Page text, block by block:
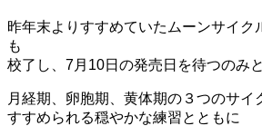
昨年末よりすすめていたムーンサイク
も
校了し、7月10日の発売日を待つのみ
月経期、卵胞期、黄体期の３つのサイ
すすめられる穏やかな練習とともに